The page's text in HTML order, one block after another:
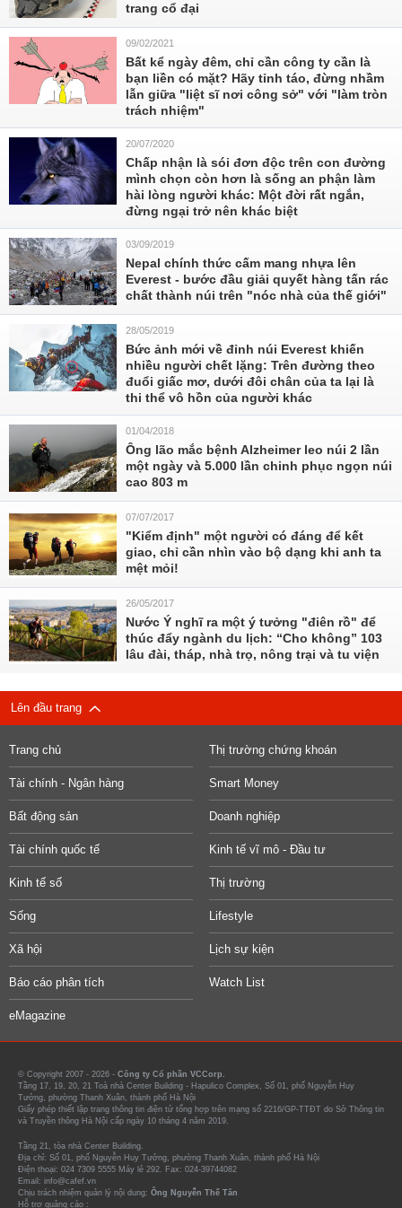
trang cổ đại
09/02/2021
Bất kể ngày đêm, chỉ cần công ty cần là
bạn liền có mặt? Hãy tỉnh táo, đừng nhầm
lẫn giữa "liệt sĩ nơi công sở" với "làm tròn
trách nhiệm"
20/07/2020
Chấp nhận là sói đơn độc trên con đường
mình chọn còn hơn là sống an phận làm
hài lòng người khác: Một đời rất ngắn,
đừng ngại trở nên khác biệt
03/09/2019
Nepal chính thức cấm mang nhựa lên
Everest - bước đầu giải quyết hàng tấn rác
chất thành núi trên "nóc nhà của thế giới"
28/05/2019
Bức ảnh mới về đỉnh núi Everest khiến
nhiều người chết lặng: Trên đường theo
đuổi giấc mơ, dưới đôi chân của ta lại là
thi thể vô hồn của người khác
01/04/2018
Ông lão mắc bệnh Alzheimer leo núi 2 lần
một ngày và 5.000 lần chinh phục ngọn núi
cao 803 m
07/07/2017
"Kiểm định" một người có đáng để kết
giao, chỉ cần nhìn vào bộ dạng khi anh ta
mệt mỏi!
26/05/2017
Nước Ý nghĩ ra một ý tưởng "điên rồ" để
thúc đẩy ngành du lịch: “Cho không” 103
lâu đài, tháp, nhà trọ, nông trại và tu viện
Lên đầu trang
Trang chủ Thị trường chứng khoán
Tài chính - Ngân hàng Smart Money
Bất động sản Doanh nghiệp
Tài chính quốc tế Kinh tế vĩ mô - Đầu tư
Kinh tế số Thị trường
Sống Lifestyle
Xã hội Lịch sự kiện
Báo cáo phân tích Watch List
eMagazine
© Copyright 2007 - 2026 - Công ty Cổ phần VCCorp.
Tầng 17, 19, 20, 21 Toà nhà Center Building - Hapulico Complex, Số 01, phố Nguyễn Huy
Tưởng, phường Thanh Xuân, thành phố Hà Nội
Giấy phép thiết lập trang thông tin điện tử tổng hợp trên mạng số 2216/GP-TTĐT do Sở Thông tin
và Truyền thông Hà Nội cấp ngày 10 tháng 4 năm 2019.
Tầng 21, tòa nhà Center Building.
Địa chỉ: Số 01, phố Nguyễn Huy Tưởng, phường Thanh Xuân, thành phố Hà Nội
Điện thoại: 024 7309 5555 Máy lẻ 292. Fax: 024-39744082
Email: info@cafef.vn
Chịu trách nhiệm quản lý nội dung: Ông Nguyễn Thế Tân
Hỗ trợ quảng cáo :